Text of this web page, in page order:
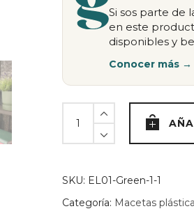
Si sos parte de
en este
disponibles y
Conocer más →
Greenville
Negra
18
quantity
SKU: EL01-Green-1-1
Categoría: Macetas